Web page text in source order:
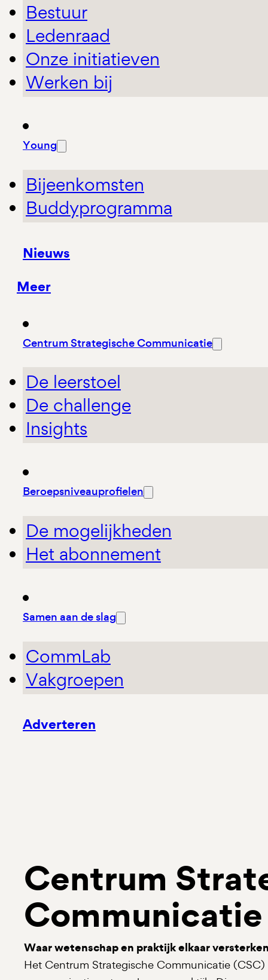
Bestuur
Ledenraad
Onze initiatieven
Werken bij
Young
Bijeenkomsten
Buddyprogramma
Nieuws
Meer
Centrum Strategische Communicatie
De leerstoel
De challenge
Insights
Beroepsniveauprofielen
De mogelijkheden
Het abonnement
Samen aan de slag
CommLab
Vakgroepen
Adverteren
Centrum
Communicatie
Waar wetenschap en praktijk elkaar
Het Centrum Strategische Communicatie